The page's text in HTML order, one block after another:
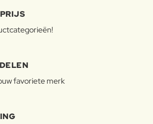
favoriete merk